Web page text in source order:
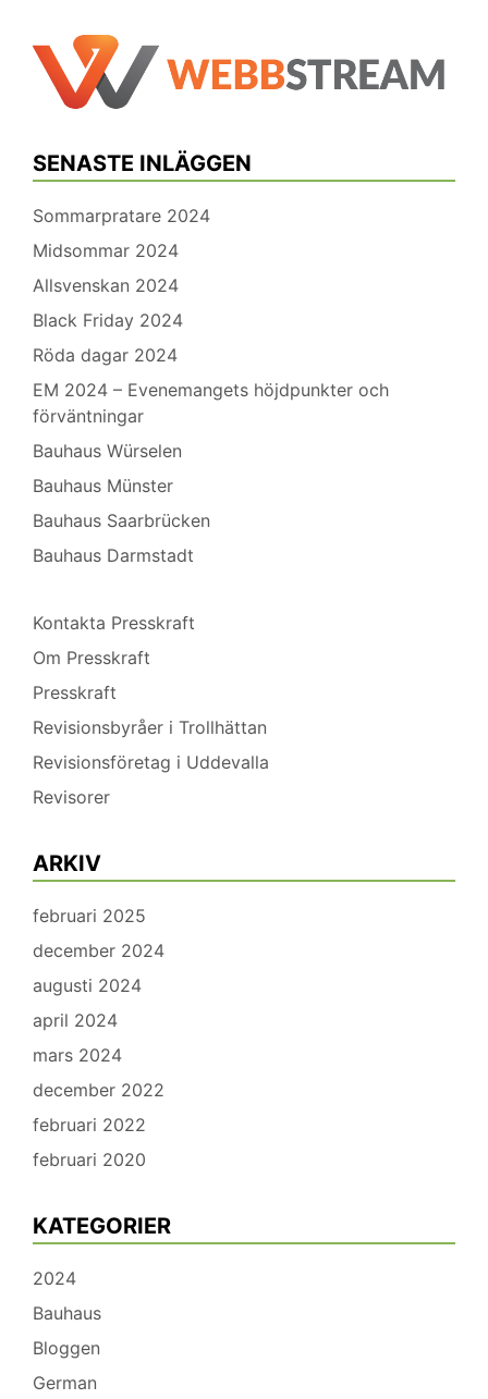
SENASTE INLÄGGEN
Sommarpratare 2024
Midsommar 2024
Allsvenskan 2024
Black Friday 2024
Röda dagar 2024
EM 2024 – Evenemangets höjdpunkter och
förväntningar
Bauhaus Würselen
Bauhaus Münster
Bauhaus Saarbrücken
Bauhaus Darmstadt
Kontakta Presskraft
Om Presskraft
Presskraft
Revisionsbyråer i Trollhättan
Revisionsföretag i Uddevalla
Revisorer
ARKIV
februari 2025
december 2024
augusti 2024
april 2024
mars 2024
december 2022
februari 2022
februari 2020
KATEGORIER
2024
Bauhaus
Bloggen
German